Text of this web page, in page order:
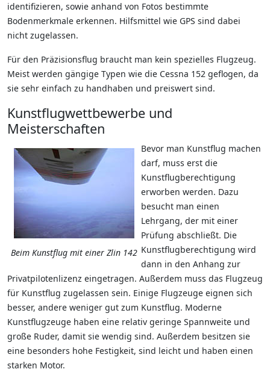
identifizieren, sowie anhand von Fotos bestimmte
Bodenmerkmale erkennen. Hilfsmittel wie GPS sind dabei
nicht zugelassen.
Für den Präzisionsflug braucht man kein spezielles Flugzeug.
Meist werden gängige Typen wie die Cessna 152 geflogen, da
sie sehr einfach zu handhaben und preiswert sind.
Kunstflugwettbewerbe und
Meisterschaften
Beim Kunstflug mit einer Zlin 142
Bevor man Kunstflug machen
darf, muss erst die
Kunstflugberechtigung
erworben werden. Dazu
besucht man einen
Lehrgang, der mit einer
Prüfung abschließt. Die
Kunstflugberechtigung wird
dann in den Anhang zur
Privatpilotenlizenz eingetragen. Außerdem muss das Flugzeug
für Kunstflug zugelassen sein. Einige Flugzeuge eignen sich
besser, andere weniger gut zum Kunstflug. Moderne
Kunstflugzeuge haben eine relativ geringe Spannweite und
große Ruder, damit sie wendig sind. Außerdem besitzen sie
eine besonders hohe Festigkeit, sind leicht und haben einen
starken Motor.